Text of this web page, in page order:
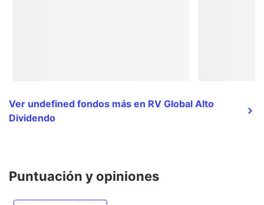
Ver undefined fondos más en RV Global Alto
Dividendo
Puntuación y opiniones